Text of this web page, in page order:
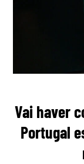
Vai haver
Portugal